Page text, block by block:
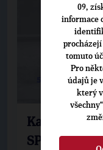
5. 5. 2021
Kaňkovský,
SPOLU na
09,
informace
procházejí
tomuto
Pro
údajů je
který